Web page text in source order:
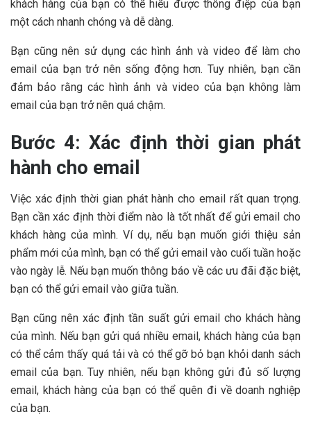
khách hàng của bạn có thể hiểu được thông điệp của bạn
một cách nhanh chóng và dễ dàng.
Bạn cũng nên sử dụng các hình ảnh và video để làm cho
email của bạn trở nên sống động hơn. Tuy nhiên, bạn cần
đảm bảo rằng các hình ảnh và video của bạn không làm
email của bạn trở nên quá chậm.
Bước 4: Xác định thời gian phát
hành cho email
Việc xác định thời gian phát hành cho email rất quan trọng.
Bạn cần xác định thời điểm nào là tốt nhất để gửi email cho
khách hàng của mình. Ví dụ, nếu bạn muốn giới thiệu sản
phẩm mới của mình, bạn có thể gửi email vào cuối tuần hoặc
vào ngày lễ. Nếu bạn muốn thông báo về các ưu đãi đặc biệt,
bạn có thể gửi email vào giữa tuần.
Bạn cũng nên xác định tần suất gửi email cho khách hàng
của mình. Nếu bạn gửi quá nhiều email, khách hàng của bạn
có thể cảm thấy quá tải và có thể gỡ bỏ bạn khỏi danh sách
email của bạn. Tuy nhiên, nếu bạn không gửi đủ số lượng
email, khách hàng của bạn có thể quên đi về doanh nghiệp
của bạn.